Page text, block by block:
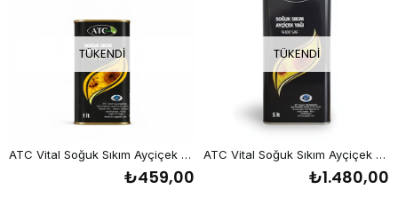
TÜKENDI
ATC Vital Soğuk Sıkım Ayçiçek Yağı 1000 ml
₺459,00
TÜKENDI
ATC Vital Soğuk Sıkım Ayçiçek Yağı 5000 ml
₺1.480,00